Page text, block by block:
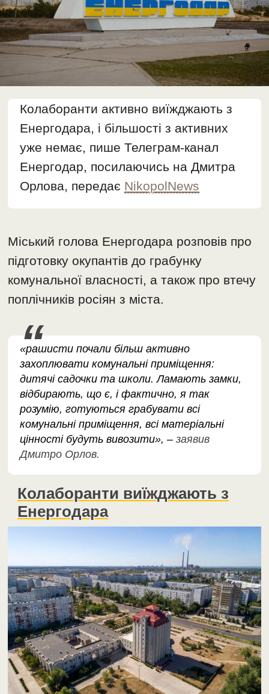
Колаборанти активно виїжджають з
Енергодара, і більшості з активних
уже немає, пише Телеграм-канал
Енергодар, посилаючись на Дмитра
Орлова, передає NikopolNews
Міський голова Енергодара розповів про
підготовку окупантів до грабунку
комунальної власності, а також про втечу
поплічників росіян з міста.
«рашисти почали більш активно
захоплювати комунальні приміщення:
дитячі садочки та школи. Ламають замки,
відбирають, що є, і фактично, я так
розумію, готуються грабувати всі
комунальні приміщення, всі матеріальні
цінності будуть вивозити», –заявив
Дмитро Орлов.
Колаборанти виїжджають з
Енергодара